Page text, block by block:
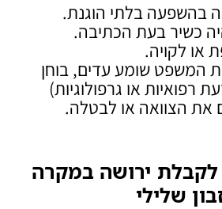
בהשפעה בלתי הוגנת.
כשיר בעת הכתיבה.
או לקויה.
המשפט שומע עדים, בוחן
רפואיות או גרפולוגיות)
את הצוואה או לבטלה.
ירושה במקרה
שלילי